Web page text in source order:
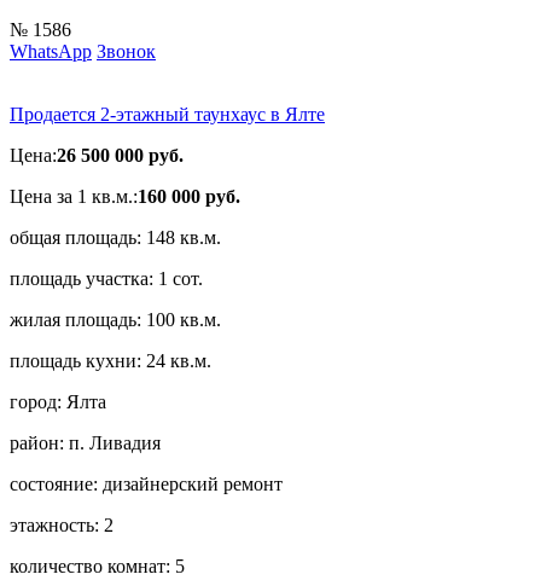
№ 1586
WhatsApp Звонок
Продается 2-этажный таунхаус в Ялте
Цена:26 500 000 руб.
Цена за 1 кв.м.:160 000 руб.
общая площадь: 148 кв.м.
площадь участка: 1 сот.
жилая площадь: 100 кв.м.
площадь кухни: 24 кв.м.
город: Ялта
район: п. Ливадия
состояние: дизайнерский ремонт
этажность: 2
количество комнат: 5